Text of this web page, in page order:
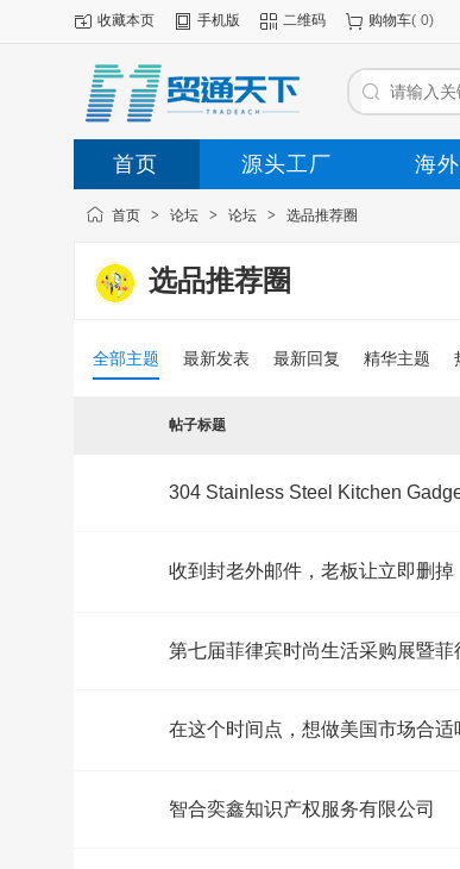
收藏本页 手机版 二维码 购物车( 0)
首页 源头工厂 海
首页 > 论坛 > 论坛 > 选品推荐圈
选品推荐圈
全部主题 最新发表 最新回复 精华主题
帖子标题
304 Stainless Steel Kitchen
收到封老外邮件，老板让立即删掉
第七届菲律宾时尚生活采购展暨
在这个时间点，想做美国市场合适
智合奕鑫知识产权服务有限公司